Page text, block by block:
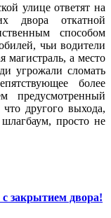
улице ответят на
двора откатной
способом
чьи водители
магистраль, а место
угрожали сломать
более
предусмотренный
другого выхода,
просто не
закрытием двора!